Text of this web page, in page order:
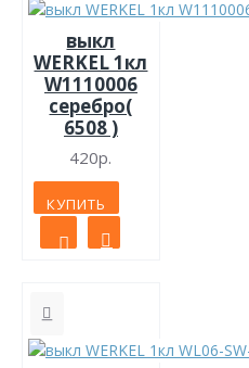
выкл
WERKEL 1кл
W1110006
серебро(
6508 )
420р.
КУПИТЬ